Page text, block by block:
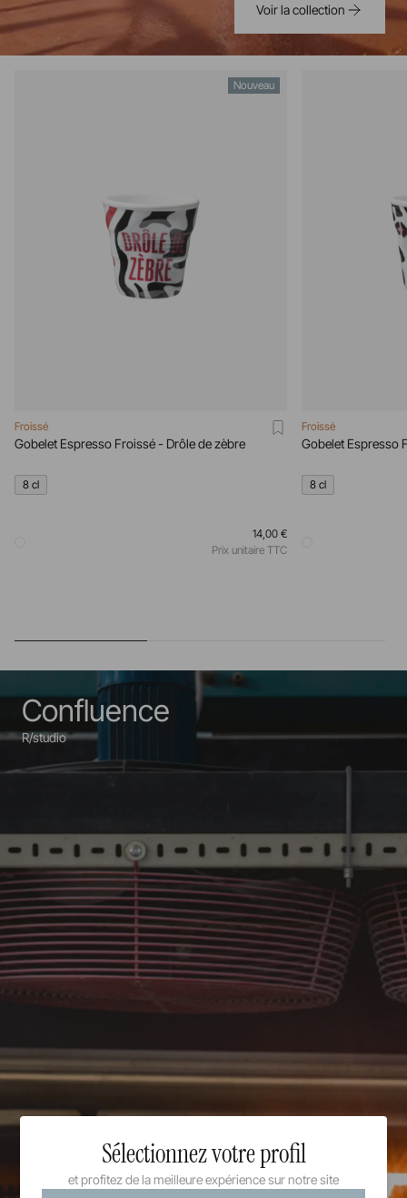
Voir la collection
Nouveau
Froissé
Gobelet Espresso Froissé - Drôle de zèbre
8 cl
14,00 €
Prix unitaire TTC
Froissé
8 cl
Confluence
R/studio
Sélectionnez votre profil
et profitez de la meilleure expérience sur notre site